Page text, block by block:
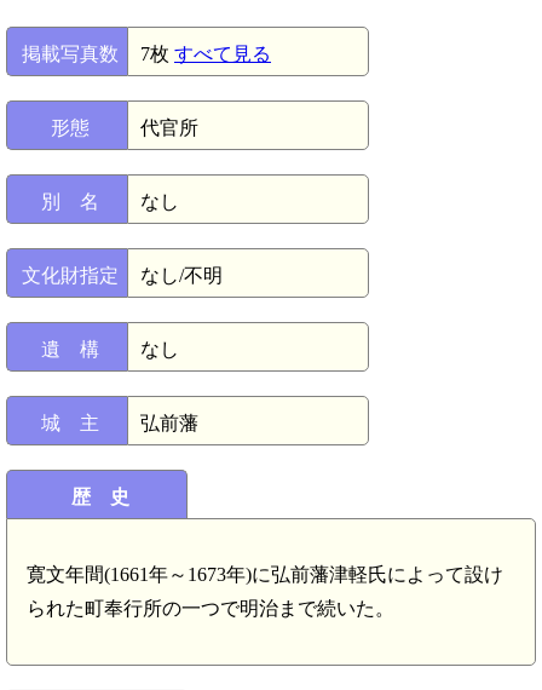
掲載写真数 7枚 すべて見る
形態 代官所
別 名 なし
文化財指定 なし/不明
遺 構 なし
城 主 弘前藩
歴 史
寛文年間(1661年～1673年)に弘前藩津軽氏によって設け
られた町奉行所の一つで明治まで続いた。